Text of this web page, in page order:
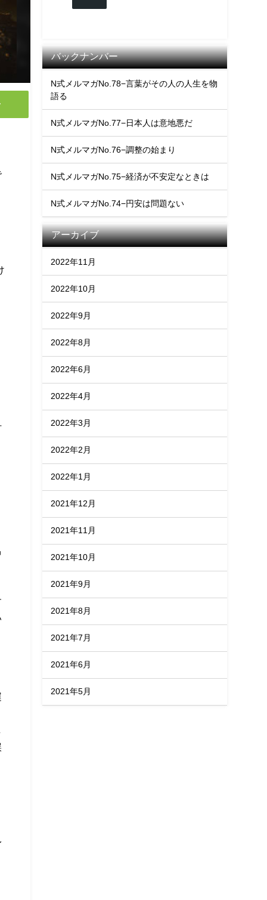
バックナンバー
N式メルマガNo.78−言葉がその人の人生を物
語る
N式メルマガNo.77−日本人は意地悪だ
N式メルマガNo.76−調整の始まり
N式メルマガNo.75−経済が不安定なときは
N式メルマガNo.74−円安は問題ない
アーカイブ
2022年11月
2022年10月
2022年9月
2022年8月
2022年6月
2022年4月
2022年3月
2022年2月
2022年1月
2021年12月
2021年11月
2021年10月
2021年9月
2021年8月
2021年7月
2021年6月
2021年5月